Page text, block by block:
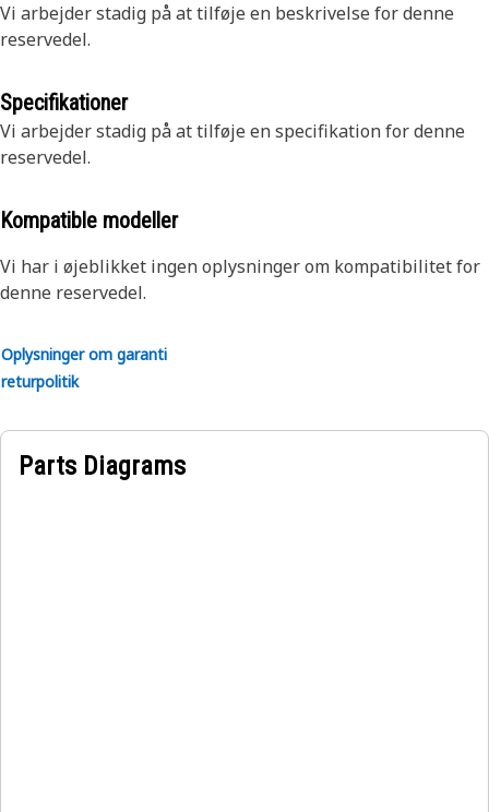
Vi arbejder stadig på at tilføje en beskrivelse for denne
reservedel.
Specifikationer
Vi arbejder stadig på at tilføje en specifikation for denne
reservedel.
Kompatible modeller
Vi har i øjeblikket ingen oplysninger om kompatibilitet for
denne reservedel.
Oplysninger om garanti
returpolitik
Parts Diagrams